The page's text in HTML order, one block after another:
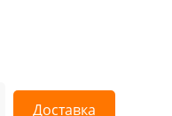
Доставка